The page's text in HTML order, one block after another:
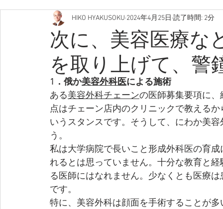
バストを大きくする前に読んでおく本 新項目
次に、美容医療な
を取り上げて、警
HIKO HYAKUSOKU 2024年4月25日 読了時間: 2分
1．俄か美容外科医による施術
ある美容外科チェーンの医師募集要項に
点はチェーン店内のクリニックで教える
いうスタンスです。そうして、にわか美
う。
私は大学病院で長いこと形成外科医の育
れるとは思っていません。十分な教育と
る医師にはなれません。少なくとも医療
です。
特に、美容外科は顔面を手術することが